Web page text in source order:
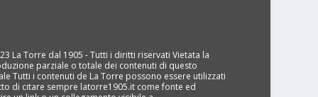
La Torre dal 1905 - Tutti i diritti riservati Vietata la
parziale o totale dei contenuti di questo
Tutti i contenuti de La Torre possono essere utilizzati
di citare sempre latorre1905.it come fonte ed